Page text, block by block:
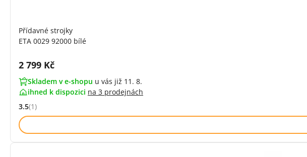
Přídavné strojky
ETA 0029 92000 bílé
Cena s DPH:
2 799 Kč
Skladem v e-shopu u vás již 11. 8.
ihned k dispozici na 3 prodejnách
Hodnocení: 3.5 z 5 (1 recenzí)
3.5(1)